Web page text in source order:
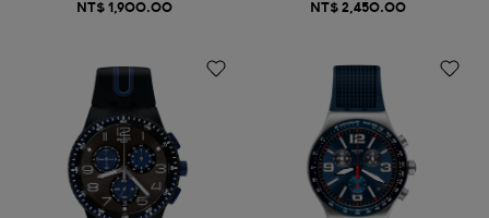
NT$ 1,900.00 NT$ 2,450.00